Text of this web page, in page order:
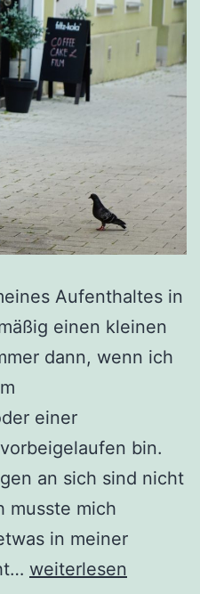
Aufenthaltes in
einen kleinen
dann, wenn ich
einer
bin.
an sich sind nicht
musste mich
in meiner
weiterlesen